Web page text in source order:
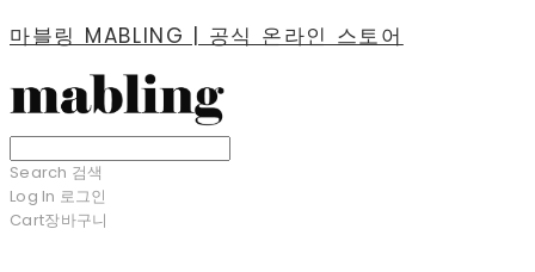
마블링 MABLING | 공식 온라인 스토어
Search 검색
Log In 로그인
Cart장바구니